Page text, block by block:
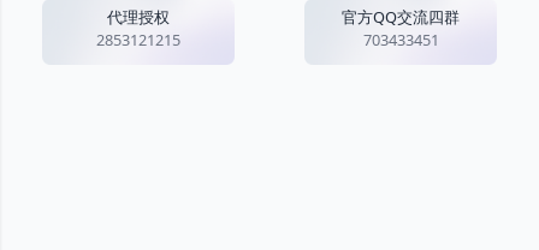
代理授权
2853121215
官方QQ交流四群
703433451